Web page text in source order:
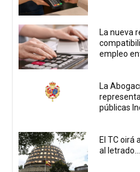
La nueva
empleo
La
públicas
El TC oirá
al letrado...